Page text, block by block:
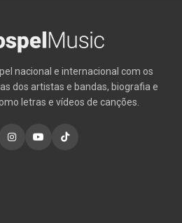
nacional e internacional com os
dos artistas e bandas, biografia e
letras e vídeos de canções.